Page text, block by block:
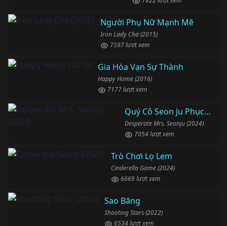
Người Phụ Nữ Mạnh Mẽ
Iron Lady Cha (2015)
7597 lượt xem
Gia Hòa Vạn Sự Thành
Happy Home (2016)
7177 lượt xem
Quý Cô Seon Ju Phục Thù
Desperate Mrs. Seonju (2024)
7054 lượt xem
Trò Chơi Lọ Lem
Cinderella Game (2024)
6669 lượt xem
Sao Băng
Shooting Stars (2022)
6534 lượt xem